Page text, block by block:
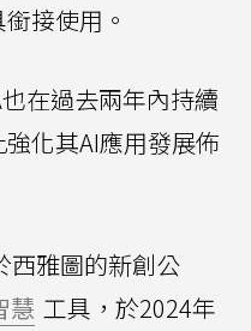
接使用。
在過去兩年內持續
化其AI應用發展佈
西雅圖的新創公
慧 工具，於2024年